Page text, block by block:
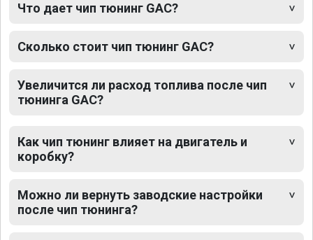
Что дает чип тюнинг GAC?
Сколько стоит чип тюнинг GAC?
Увеличится ли расход топлива после чип
тюнинга GAC?
Как чип тюнинг влияет на двигатель и
коробку?
Можно ли вернуть заводские настройки
после чип тюнинга?